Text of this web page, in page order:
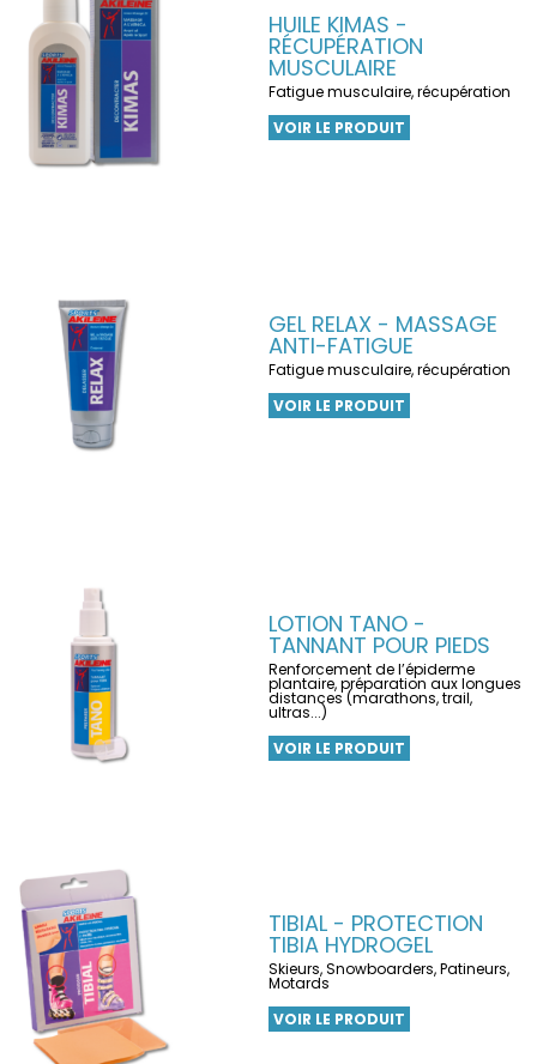
HUILE KIMAS -
RÉCUPÉRATION
MUSCULAIRE
Fatigue musculaire, récupération
VOIR LE PRODUIT
GEL RELAX - MASSAGE
ANTI-FATIGUE
Fatigue musculaire, récupération
VOIR LE PRODUIT
LOTION TANO -
TANNANT POUR PIEDS
Renforcement de l’épiderme
plantaire, préparation aux longues
distances (marathons, trail,
ultras...)
VOIR LE PRODUIT
TIBIAL - PROTECTION
TIBIA HYDROGEL
Skieurs, Snowboarders, Patineurs,
Motards
VOIR LE PRODUIT